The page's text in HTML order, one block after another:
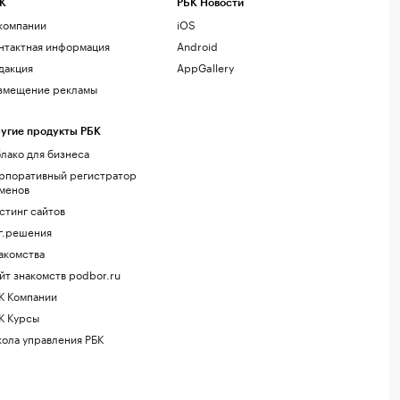
информация
рекламы
продукты РБК
для бизнеса
регистратор
сайтов
знакомств podbor.ru
Компании
Курсы
управления РБК
РБК Новости
iOS
Android
AppGallery